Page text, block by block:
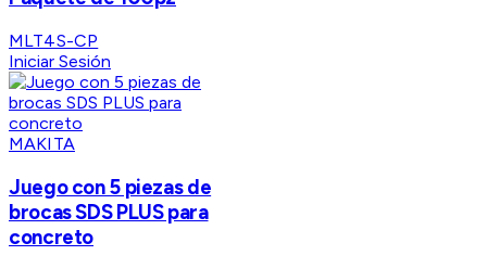
MLT4S-CP
Iniciar Sesión
MAKITA
Juego con 5 piezas de
brocas SDS PLUS para
concreto